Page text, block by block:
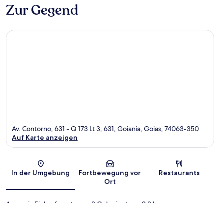
Zur Gegend
Karte
Av. Contorno, 631 - Q 173 Lt 3, 631, Goiania, Goias, 74063-350
Auf Karte anzeigen
In der Umgebung
Fortbewegung vor
Ort
Restaurants